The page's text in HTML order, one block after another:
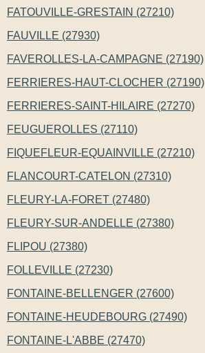
FATOUVILLE-GRESTAIN (27210)
FAUVILLE (27930)
FAVEROLLES-LA-CAMPAGNE (27190)
FERRIERES-HAUT-CLOCHER (27190)
FERRIERES-SAINT-HILAIRE (27270)
FEUGUEROLLES (27110)
FIQUEFLEUR-EQUAINVILLE (27210)
FLANCOURT-CATELON (27310)
FLEURY-LA-FORET (27480)
FLEURY-SUR-ANDELLE (27380)
FLIPOU (27380)
FOLLEVILLE (27230)
FONTAINE-BELLENGER (27600)
FONTAINE-HEUDEBOURG (27490)
FONTAINE-L'ABBE (27470)